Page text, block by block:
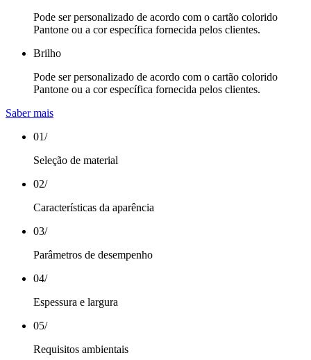
Pode ser personalizado de acordo com o cartão colorido
Pantone ou a cor específica fornecida pelos clientes.
Brilho
Pode ser personalizado de acordo com o cartão colorido
Pantone ou a cor específica fornecida pelos clientes.
Saber mais
01/
Seleção de material
02/
Características da aparência
03/
Parâmetros de desempenho
04/
Espessura e largura
05/
Requisitos ambientais